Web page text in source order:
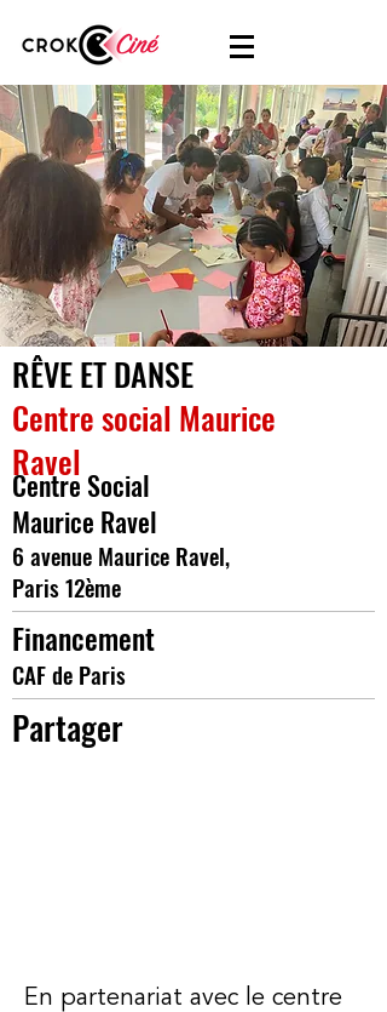
En partenariat avec le centre
RÊVE ET DANSE
Centre social Maurice
Ravel
Centre Social
Maurice Ravel
6 avenue Maurice Ravel,
Paris 12ème
Financement
CAF de Paris
Partager